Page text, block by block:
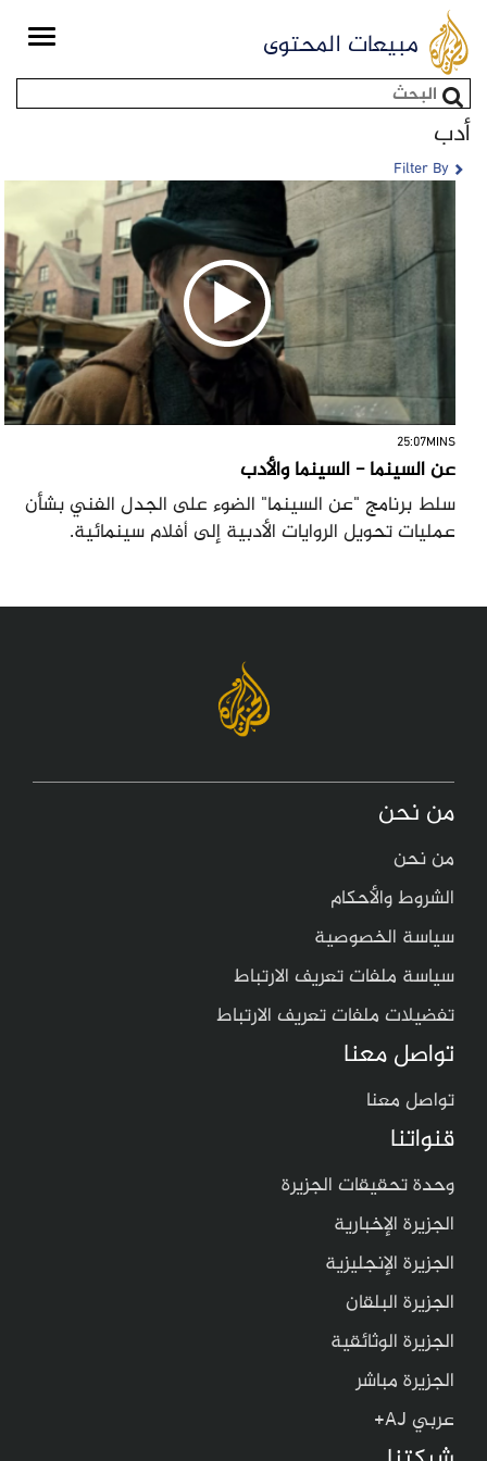
مبيعات المحتوى Toggle
استمارة البحث
أدب
Filter By
25:07MINS
عن السينما - السينما والأدب
سلط برنامج "عن السينما" الضوء على الجدل الفني بشأن
عمليات تحويل الروايات الأدبية إلى أفلام سينمائية.
من نحن
من نحن
الشروط والأحكام
سياسة الخصوصية
سياسة ملفات تعريف الارتباط
تفضيلات ملفات تعريف الارتباط
تواصل معنا
تواصل معنا
قنواتنا
وحدة تحقيقات الجزيرة
الجزيرة الإخبارية
الجزيرة الإنجليزية
الجزيرة البلقان
الجزيرة الوثائقية
الجزيرة مباشر
عربي AJ+